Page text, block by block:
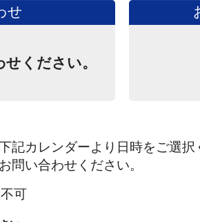
せ
ください。
カレンダーより日時をご選択
問い合わせください。
可